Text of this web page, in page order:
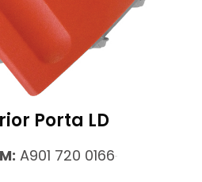
Porta LD
A901 720 0166